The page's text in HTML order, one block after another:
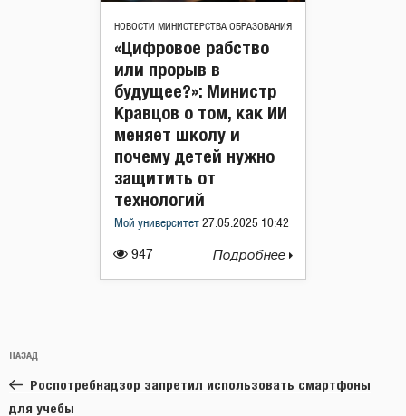
НОВОСТИ МИНИСТЕРСТВА ОБРАЗОВАНИЯ
947
«Цифровое рабство
или прорыв в
будущее?»: Министр
Кравцов о том, как ИИ
меняет школу и
почему детей нужно
защитить от
технологий
Мой университет 27.05.2025 10:42
Подробнее
по
записям
Предыдущая
запись:
НАЗАД
Роспотребнадзор запретил использовать смартфоны
для учебы